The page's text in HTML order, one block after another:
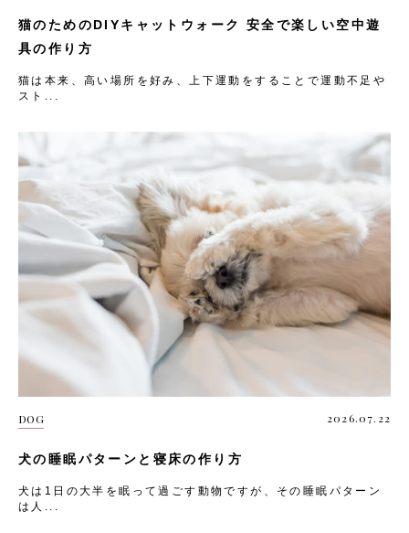
猫のためのDIYキャットウォーク 安全で楽しい空中遊
具の作り方
猫は本来、高い場所を好み、上下運動をすることで運動不足や
スト...
DOG 2026.07.22
犬の睡眠パターンと寝床の作り方
犬は1日の大半を眠って過ごす動物ですが、その睡眠パターン
は人...